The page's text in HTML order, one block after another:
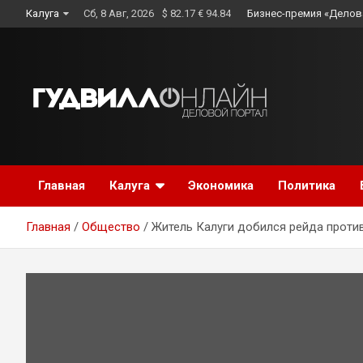
to
Калуга Сб, 8 Авг, 2026 $ 82.17 € 94.84 Бизнес-премия
Главная Калуга Экономика Политика
Главная Общество Житель Калуги добился рейда